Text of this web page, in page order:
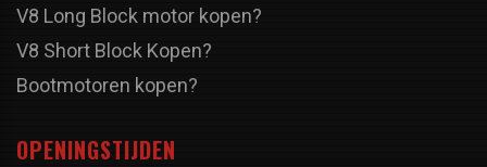
V8 Long Block motor kopen?
V8 Short Block Kopen?
Bootmotoren kopen?
OPENINGSTIJDEN